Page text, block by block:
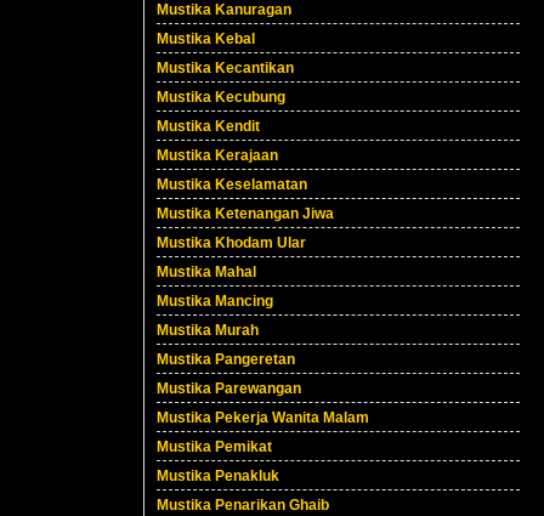
Mustika Kanuragan
Mustika Kebal
Mustika Kecantikan
Mustika Kecubung
Mustika Kendit
Mustika Kerajaan
Mustika Keselamatan
Mustika Ketenangan Jiwa
Mustika Khodam Ular
Mustika Mahal
Mustika Mancing
Mustika Murah
Mustika Pangeretan
Mustika Parewangan
Mustika Pekerja Wanita Malam
Mustika Pemikat
Mustika Penakluk
Mustika Penarikan Ghaib